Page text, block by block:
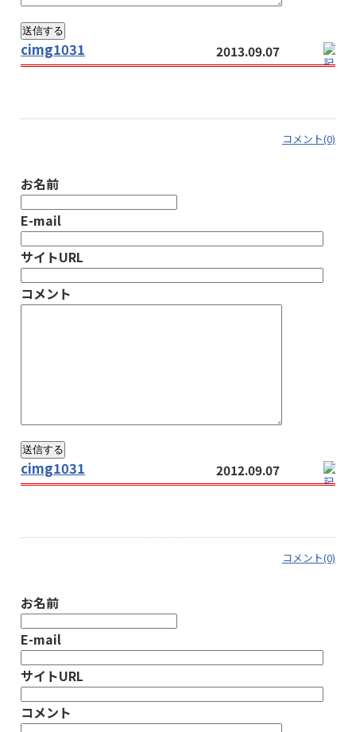
cimg1031 2013.09.07
コメント(0)
お名前
E-mail
サイトURL
コメント
cimg1031 2012.09.07
コメント(0)
お名前
E-mail
サイトURL
コメント